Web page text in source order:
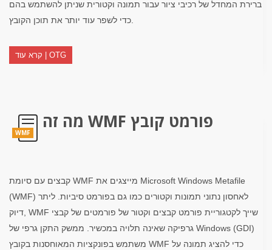
ברירת המחדל של רכיבי ציור עבור תמונה וקטורית שניתן להשתמש בהם
קרא עוד | OTG
WMF
מה זה WMF פורמט קובץ
קבצים עם סיומת WMF מייצגים את Microsoft Windows Metafile
(WMF) לאחסון נתוני תמונות וקטורים כמו גם בפורמט סיביות. ליתר
דיוק, WMF שייך לקטגוריית פורמט קבצים וקטור של פורמטים של קבצי
גרפיקה שאינה תלויה במכשיר. ממשק התקן גרפי של Windows (GDI)
משתמש בפונקציות המאוחסנות בקובץ WMF כדי להציג תמונה על